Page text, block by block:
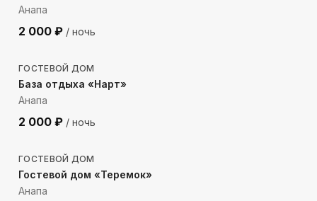
Анапа
2 000 ₽ / ночь
241м до моря
ГОСТЕВОЙ ДОМ
База отдыха «Нарт»
Анапа
2 000 ₽ / ночь
281 м до моря
ГОСТЕВОЙ ДОМ
Гостевой дом «Теремок»
Анапа